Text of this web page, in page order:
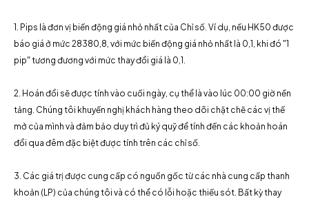
1. Pips là đơn vị biến động giá nhỏ nhất của Chỉ số. Ví dụ, nếu HK50 được
báo giá ở mức 28380,8, với mức biến động giá nhỏ nhất là 0,1, khi đó "1
pip" tương đương với mức thay đổi giá là 0,1.
2. Hoán đổi sẽ được tính vào cuối ngày, cụ thể là vào lúc 00:00 giờ nền
tảng. Chúng tôi khuyến nghị khách hàng theo dõi chặt chẽ các vị thế
mở của mình và đảm bảo duy trì đủ ký quỹ để tính đến các khoản hoán
đổi qua đêm đặc biệt được tính trên các chỉ số.
3. Các giá trị được cung cấp có nguồn gốc từ các nhà cung cấp thanh
khoản (LP) của chúng tôi và có thể có lỗi hoặc thiếu sót. Bất kỳ thay